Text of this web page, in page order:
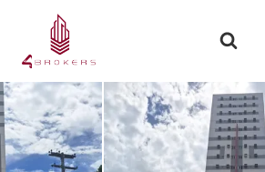
Página inicial